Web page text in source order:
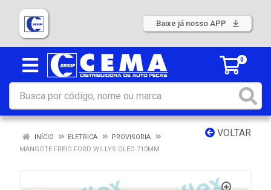
Baixe já nosso APP
0
VOLTAR
INÍCIO ELETRICA
PROVISORIA
MANGOTE FREIO FORD WILLYS OLEO 710MM